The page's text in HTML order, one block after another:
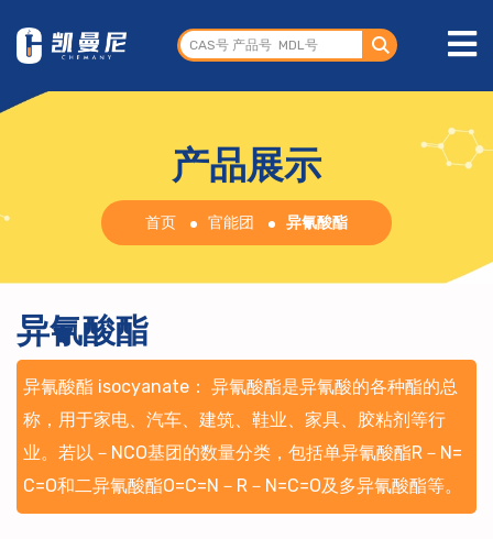
产品展示
首页 官能团 异氰酸酯
异氰酸酯
异氰酸酯 isocyanate： 异氰酸酯是异氰酸的各种酯的总
称，用于家电、汽车、建筑、鞋业、家具、胶粘剂等行
业。若以－NCO基团的数量分类，包括单异氰酸酯R－N=
C=O和二异氰酸酯O=C=N－R－N=C=O及多异氰酸酯等。